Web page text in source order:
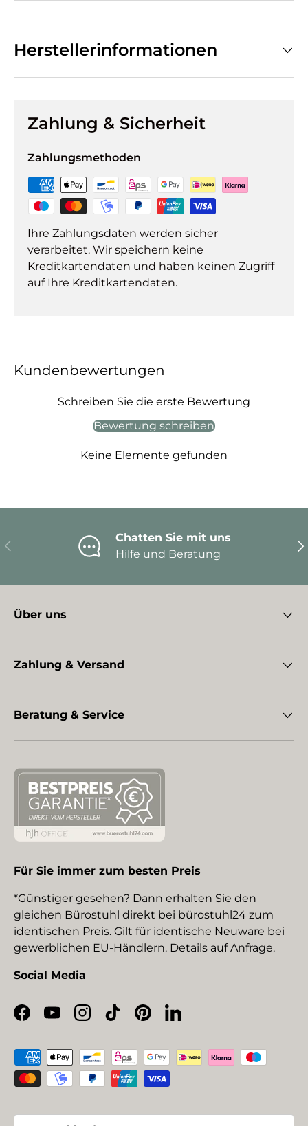
Herstellerinformationen
Zahlung & Sicherheit
Zahlungsmethoden
Ihre Zahlungsdaten werden sicher
verarbeitet. Wir speichern keine
Kreditkartendaten und haben keinen Zugriff
auf Ihre Kreditkartendaten.
Kundenbewertungen
Schreiben Sie die erste Bewertung
Bewertung schreiben
Keine Elemente gefunden
Vorherige
Chatten Sie mit uns
Hilfe und Beratung
Über uns
Zahlung & Versand
Beratung & Service
Für Sie immer zum besten Preis
*Günstiger gesehen? Dann erhalten Sie den
gleichen Bürostuhl direkt bei bürostuhl24 zum
identischen Preis. Gilt für identische Neuware bei
gewerblichen EU-Händlern. Details auf Anfrage.
Social Media
Facebook
YouTubeInstagram
TikTokPinterestLinkedIn
Zahlungsmethoden